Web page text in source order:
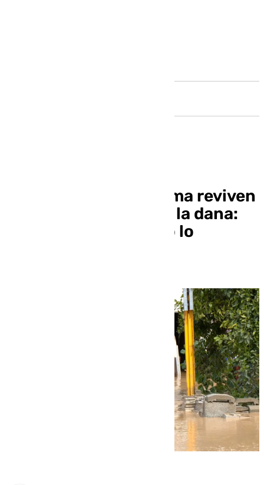
Los vecinos de Cártama reviven
la misma pesadilla de la dana:
«Hemos perdido todo lo